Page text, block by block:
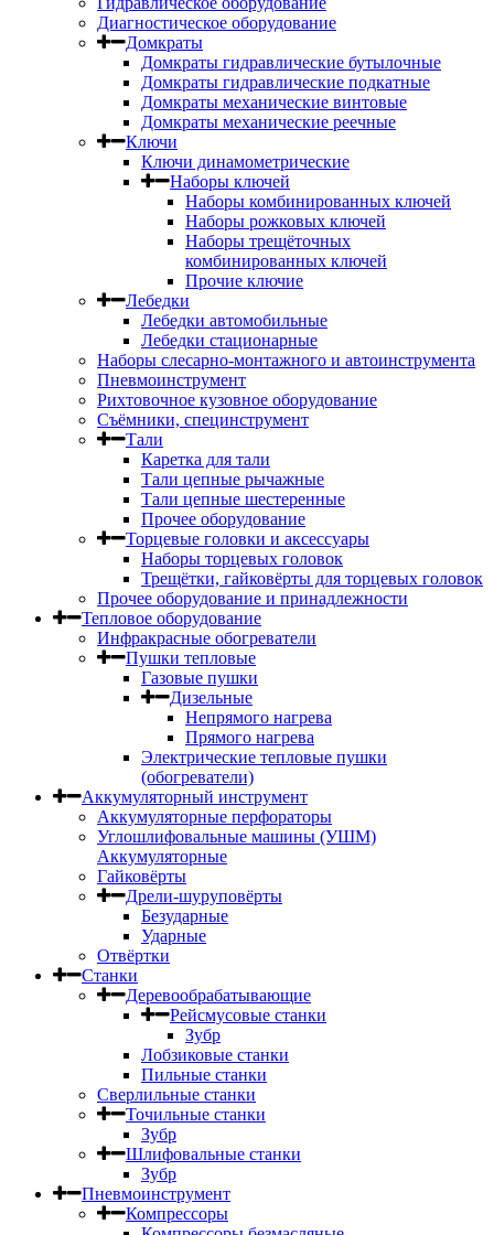
Диагностическое оборудование
Домкраты
Домкраты гидравлические бутылочные
Домкраты гидравлические подкатные
Домкраты механические винтовые
Домкраты механические реечные
Ключи
Ключи динамометрические
Наборы ключей
Наборы комбинированных ключей
Наборы рожковых ключей
Наборы трещёточных
комбинированных ключей
Прочие ключие
Лебедки
Лебедки автомобильные
Лебедки стационарные
Наборы слесарно-монтажного и автоинструмента
Пневмоинструмент
Рихтовочное кузовное оборудование
Съёмники, специнструмент
Тали
Каретка для тали
Тали цепные рычажные
Тали цепные шестеренные
Прочее оборудование
Торцевые головки и аксессуары
Наборы торцевых головок
Трещётки, гайковёрты для торцевых головок
Прочее оборудование и принадлежности
Тепловое оборудование
Инфракрасные обогреватели
Пушки тепловые
Газовые пушки
Дизельные
Непрямого нагрева
Прямого нагрева
Электрические тепловые пушки
(обогреватели)
Аккумуляторный инструмент
Аккумуляторные перфораторы
Углошлифовальные машины (УШМ)
Аккумуляторные
Гайковёрты
Дрели-шуруповёрты
Безударные
Ударные
Отвёртки
Станки
Деревообрабатывающие
Рейсмусовые станки
Зубр
Лобзиковые станки
Пильные станки
Сверлильные станки
Точильные станки
Зубр
Шлифовальные станки
Зубр
Пневмоинструмент
Компрессоры